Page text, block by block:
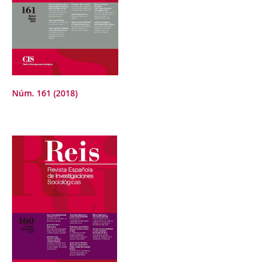
Núm. 161 (2018)